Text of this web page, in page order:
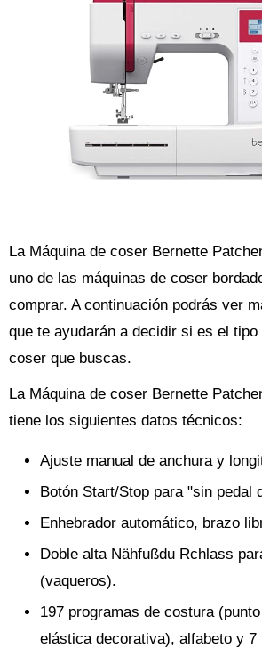
La Máquina de coser Bernette
uno de las máquinas de coser
comprar. A continuación podrás ver
que te ayudarán a decidir si es el tipo
coser que buscas.
La Máquina de coser Bernette
tiene los siguientes datos técnicos:
Ajuste manual de anchura y
Botón Start/Stop para "sin pedal
Enhebrador automático, brazo
Doble alta Nähfußdu Rchlass
(vaqueros).
197 programas de costura
elástica decorativa), alfabeto y 7